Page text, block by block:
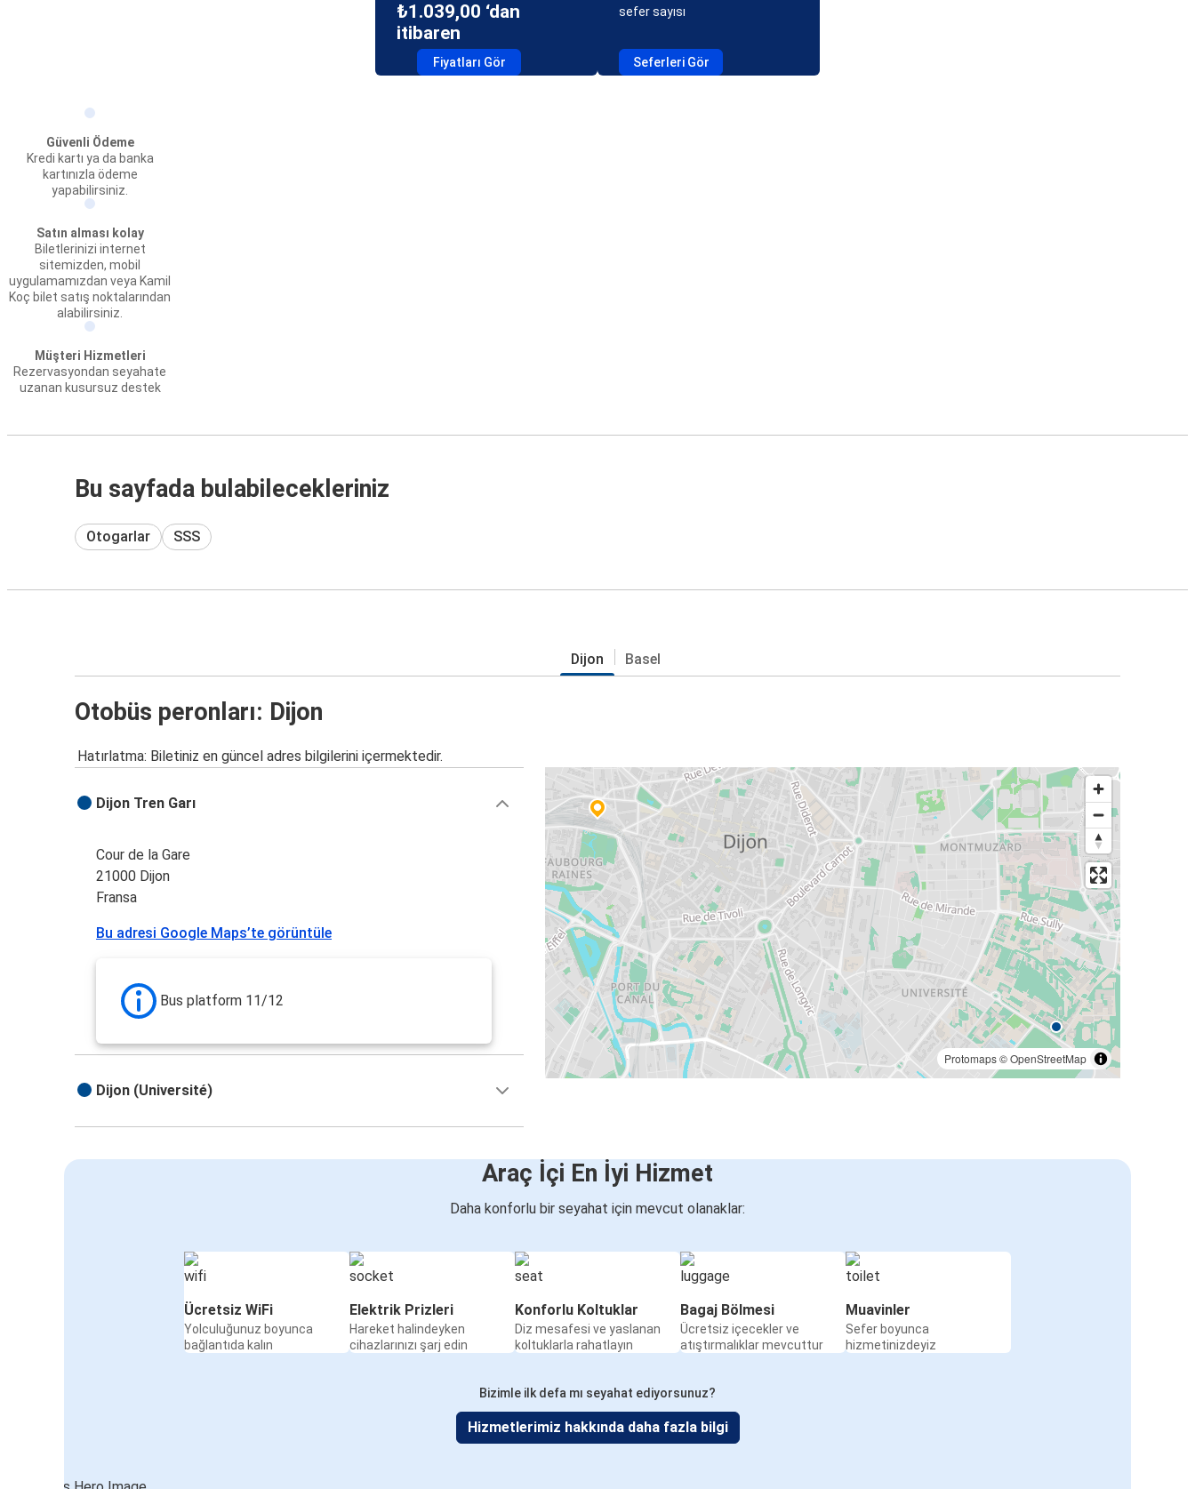
₺1.039,00 ‘dan
itibaren
Fiyatları Gör
sefer sayısı
Seferleri Gör
Güvenli Ödeme
Kredi kartı ya da banka
kartınızla ödeme
yapabilirsiniz.
Satın alması kolay
Biletlerinizi internet
sitemizden, mobil
uygulamamızdan veya Kamil
Koç bilet satış noktalarından
alabilirsiniz.
Müşteri Hizmetleri
Rezervasyondan seyahate
uzanan kusursuz destek
Bu sayfada bulabilecekleriniz
Otogarlar SSS
Dijon Basel
Otobüs peronları: Dijon
Hatırlatma: Biletiniz en güncel adres bilgilerini içermektedir.
Protomaps©OpenStreetMap
Dijon Tren Garı
Cour de la Gare
21000 Dijon
Fransa
Bu adresi Google Maps’te görüntüle
Bus platform 11/12
Dijon (Université)
Araç İçi En İyi Hizmet
Daha konforlu bir seyahat için mevcut olanaklar:
Ücretsiz WiFi
Yolculuğunuz boyunca
bağlantıda kalın
Elektrik Prizleri
Hareket halindeyken
cihazlarınızı şarj edin
Konforlu Koltuklar
Diz mesafesi ve yaslanan
koltuklarla rahatlayın
Bagaj Bölmesi
Ücretsiz içecekler ve
atıştırmalıklar mevcuttur
Muavinler
Sefer boyunca
hizmetinizdeyiz
Bizimle ilk defa mı seyahat ediyorsunuz?
Hizmetlerimiz hakkında daha fazla bilgi